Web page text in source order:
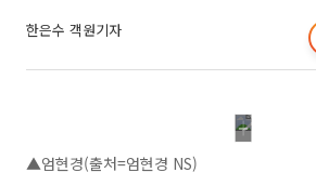
한은수 객원기자
▲엄현경(출처=엄현경 NS)